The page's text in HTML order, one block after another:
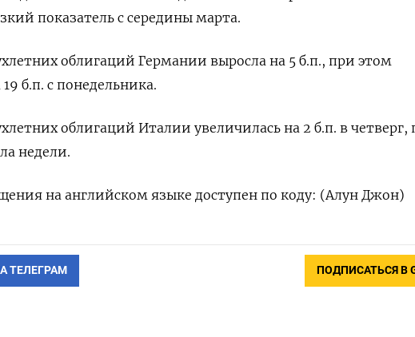
показатель с середины марта.
облигаций Германии выросла на 5 б.п., при этом
б.п. с понедельника.
облигаций Италии увеличилась на 2 б.п. в четверг,
недели.
на английском языке доступен по коду: (Алун Джон)
ТЕЛЕГРАМ ПОДПИСАТЬСЯ В